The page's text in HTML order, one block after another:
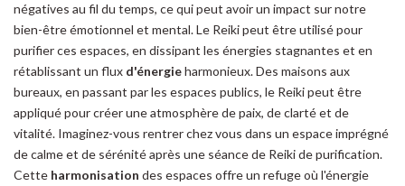
négatives au fil du temps, ce qui peut avoir un impact sur notre
bien-être émotionnel et mental. Le Reiki peut être utilisé pour
purifier ces espaces, en dissipant les énergies stagnantes et en
rétablissant un flux d'énergieharmonieux. Des maisons aux
bureaux, en passant par les espaces publics, le Reiki peut être
appliqué pour créer une atmosphère de paix, de clarté et de
vitalité. Imaginez-vous rentrer chez vous dans un espace imprégné
de calme et de sérénité après une séance de Reiki de purification.
Cette harmonisation des espaces offre un refuge où l'énergie